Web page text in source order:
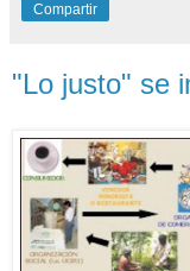
Compartir
"Lo justo" se